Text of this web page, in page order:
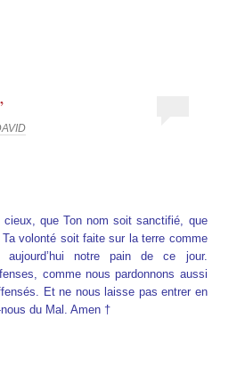
cieux, que Ton nom soit sanctifié, que
volonté soit faite sur la terre comme
aujourd’hui notre pain de ce jour.
comme nous pardonnons aussi
Et ne nous laisse pas entrer en
du Mal. Amen †